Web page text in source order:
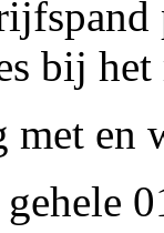
bij
met en